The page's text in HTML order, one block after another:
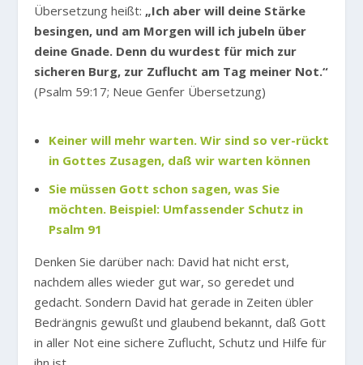
Übersetzung heißt: „Ich aber will deine Stärke
besingen, und am Morgen will ich jubeln über
deine Gnade. Denn du wurdest für mich zur
sicheren Burg, zur Zuflucht am Tag meiner Not.“
(Psalm 59:17; Neue Genfer Übersetzung)
Keiner will mehr warten. Wir sind so ver-rückt
in Gottes Zusagen, daß wir warten können
Sie müssen Gott schon sagen, was Sie
möchten. Beispiel: Umfassender Schutz in
Psalm 91
Denken Sie darüber nach: David hat nicht erst,
nachdem alles wieder gut war, so geredet und
gedacht. Sondern David hat gerade in Zeiten übler
Bedrängnis gewußt und glaubend bekannt, daß Gott
in aller Not eine sichere Zuflucht, Schutz und Hilfe für